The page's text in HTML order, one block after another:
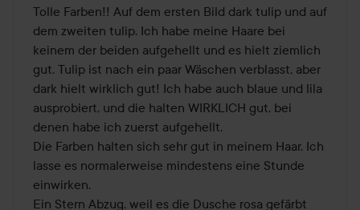
von
5
Tolle Farben!! Auf dem ersten Bild dark tulip und auf
dem zweiten tulip. Ich habe meine Haare bei
keinem der beiden aufgehellt und es hielt ziemlich
gut. Tulip ist nach ein paar Wäschen verblasst, aber
dark hielt wirklich gut! Ich habe auch blaue und lila
ausprobiert, und die halten WIRKLICH gut, bei
denen habe ich zuerst aufgehellt.
Die Farben halten sich sehr gut in meinem Haar. Ich
lasse es normalerweise mindestens eine Stunde
einwirken.
Ein Stern Abzug, weil es die Dusche rosa gefärbt